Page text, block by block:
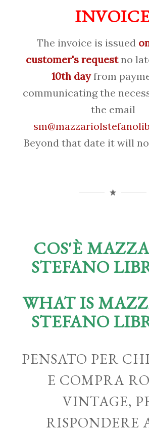
The invoice is issued
customer's requestno
10th dayfrom
communicating the
the email
Beyond that date it will
COS'È
STEFANO
WHAT IS
STEFANO
PENSATO PER
E COMPRA
VINTAGE,
RISPONDERE